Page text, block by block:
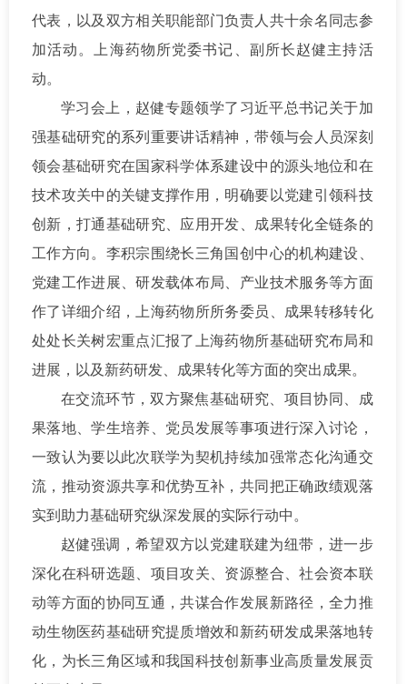
代表，以及双方相关职能部门负责人共十余名同志参
加活动。上海药物所党委书记、副所长赵健主持活
动。
学习会上，赵健专题领学了习近平总书记关于加
强基础研究的系列重要讲话精神，带领与会人员深刻
领会基础研究在国家科学体系建设中的源头地位和在
技术攻关中的关键支撑作用，明确要以党建引领科技
创新，打通基础研究、应用开发、成果转化全链条的
工作方向。李积宗围绕长三角国创中心的机构建设、
党建工作进展、研发载体布局、产业技术服务等方面
作了详细介绍，上海药物所所务委员、成果转移转化
处处长关树宏重点汇报了上海药物所基础研究布局和
进展，以及新药研发、成果转化等方面的突出成果。
在交流环节，双方聚焦基础研究、项目协同、成
果落地、学生培养、党员发展等事项进行深入讨论，
一致认为要以此次联学为契机持续加强常态化沟通交
流，推动资源共享和优势互补，共同把正确政绩观落
实到助力基础研究纵深发展的实际行动中。
赵健强调，希望双方以党建联建为纽带，进一步
深化在科研选题、项目攻关、资源整合、社会资本联
动等方面的协同互通，共谋合作发展新路径，全力推
动生物医药基础研究提质增效和新药研发成果落地转
化，为长三角区域和我国科技创新事业高质量发展贡